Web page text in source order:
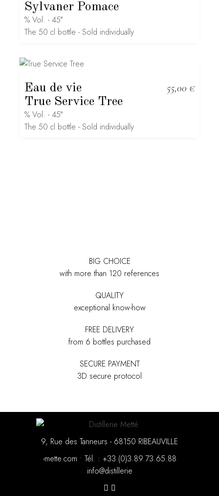
Sylvaner Pomace
% Vol. - 45°
The 50 cl bottle - Sold individually
Eau de vie
True Service Tree
55,00 €
% Vol. - 45°
The 50 cl bottle - Sold individually
BIG CHOICE
with more than 120 references
QUALITY
exceptional know-how
FREE DELIVERY
from 6 bottles purchased
SECURE PAYMENT
3D secure protocol
9, Rue des Tanneurs - 68150 RIBEAUVILLE
88.56.37.98.3(0).33+ : .léT
•
moc.ettem-
eirellitsid@ofni